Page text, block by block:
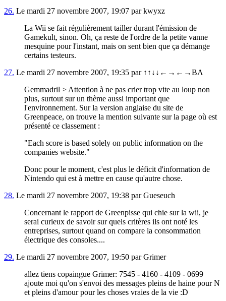
26. Le mardi 27 novembre 2007, 19:07 par kwyxz
La Wii se fait régulièrement tailler durant l'émission de
Gamekult, sinon. Oh, ça reste de l'ordre de la petite vanne
mesquine pour l'instant, mais on sent bien que ça démange
certains testeurs.
27. Le mardi 27 novembre 2007, 19:35 par ↑↑↓↓←→←→BA
Gemmadril > Attention à ne pas crier trop vite au loup non
plus, surtout sur un thème aussi important que
l'environnement. Sur la version anglaise du site de
Greenpeace, on trouve la mention suivante sur la page où est
présenté ce classement :
"Each score is based solely on public information on the
companies website."
Donc pour le moment, c'est plus le déficit d'information de
Nintendo qui est à mettre en cause qu'autre chose.
28. Le mardi 27 novembre 2007, 19:38 par Gueseuch
Concernant le rapport de Greenpisse qui chie sur la wii, je
serai curieux de savoir sur quels critères ils ont noté les
entreprises, surtout quand on compare la consommation
électrique des consoles....
29. Le mardi 27 novembre 2007, 19:50 par Grimer
allez tiens copaingue Grimer: 7545 - 4160 - 4109 - 0699
ajoute moi qu'on s'envoi des messages pleins de haine pour N
et pleins d'amour pour les choses vraies de la vie :D